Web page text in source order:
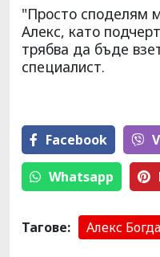
"Просто споделям
Алекс, като
трябва да бъде
специалист.
Facebook
Whatsapp
Тагове: Алекс